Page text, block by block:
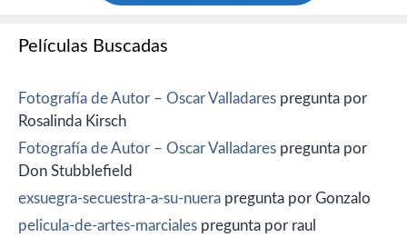
Películas Buscadas
Fotografía de Autor – Oscar Valladares pregunta por
Rosalinda Kirsch
Fotografía de Autor – Oscar Valladares pregunta por
Don Stubblefield
exsuegra-secuestra-a-su-nuera pregunta por Gonzalo
pelicula-de-artes-marciales pregunta por raul